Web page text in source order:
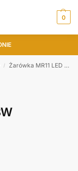
0
/ Żarówka MR11 LED 12V 3W